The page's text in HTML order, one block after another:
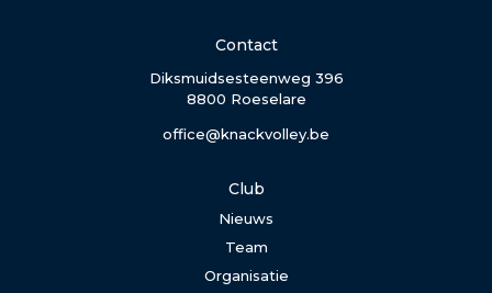
Contact
Diksmuidsesteenweg 396
8800 Roeselare
office@knackvolley.be
Club
Nieuws
Team
Organisatie